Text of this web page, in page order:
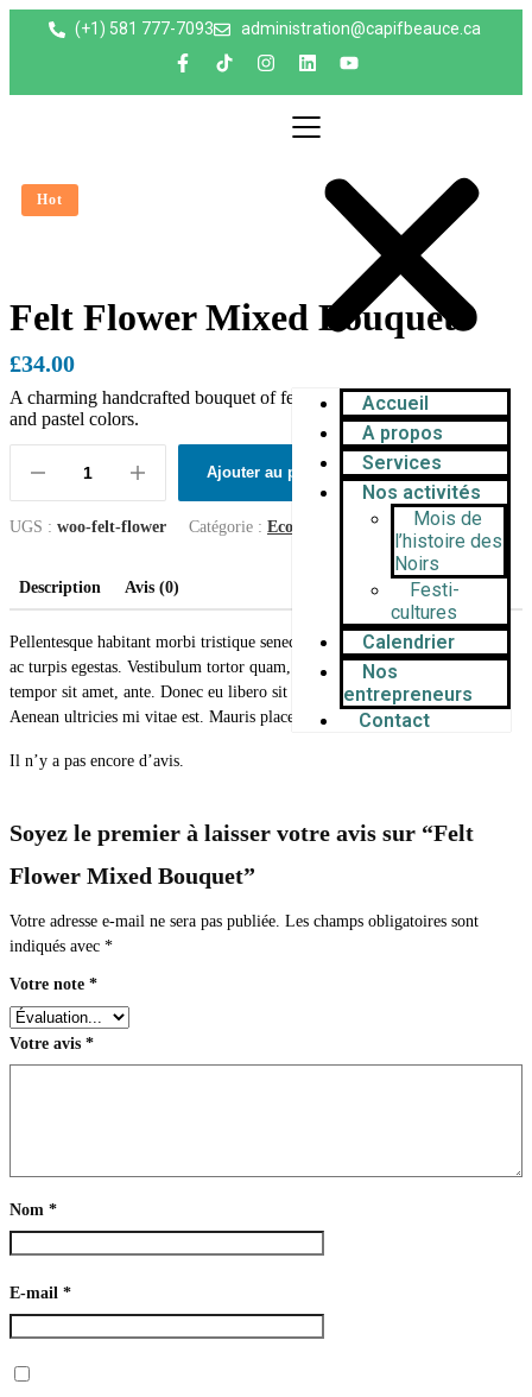
(+1) 581 777-7093 administration@capifbeauce.ca ​
Accueil
A propos
Services
Nos activités
Mois de
l’histoire des
Noirs
Festi-
cultures
Calendrier
Nos
entrepreneurs
Contact
Hot
Felt Flower Mixed Bouquet
£34.00
A charming handcrafted bouquet of felt flowers in a mix of vibrant
and pastel colors.
Ajouter au panier
UGS : woo-felt-flower Catégorie : Eco-Friendly
Description Avis (0)
Pellentesque habitant morbi tristique senectus et netus et malesuada fames
ac turpis egestas. Vestibulum tortor quam, feugiat vitae, ultricies eget,
tempor sit amet, ante. Donec eu libero sit amet quam egestas semper.
Aenean ultricies mi vitae est. Mauris placerat eleifend leo.
Il n’y a pas encore d’avis.
Soyez le premier à laisser votre avis sur “Felt
Flower Mixed Bouquet”
Votre adresse e-mail ne sera pas publiée. Les champs obligatoires sont
indiqués avec *
Votre note *
Votre avis *
Nom *
E-mail *